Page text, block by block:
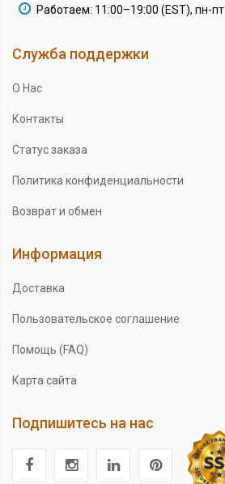
Работаем: 11:00–19:00 (EST), пн-пт
Служба поддержки
О Нас
Контакты
Статус заказа
Политика конфиденциальности
Возврат и обмен
Информация
Доставка
Пользовательское соглашение
Помощь (FAQ)
Карта сайта
Подпишитесь на нас